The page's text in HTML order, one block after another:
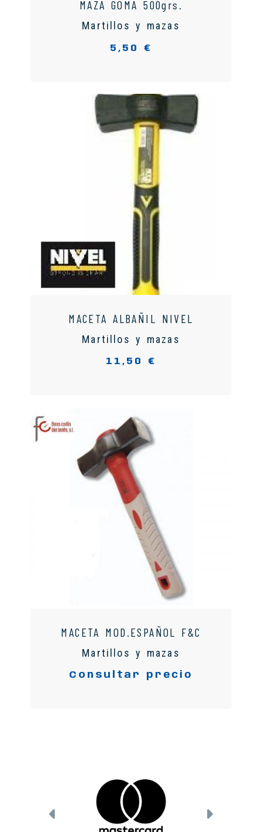
MAZA GOMA 500grs.
Martillos y mazas
5,50 €
MACETA ALBAÑIL NIVEL
Martillos y mazas
11,50 €
MACETA MOD.ESPAÑOL F&C
Martillos y mazas
Consultar precio
Anterior